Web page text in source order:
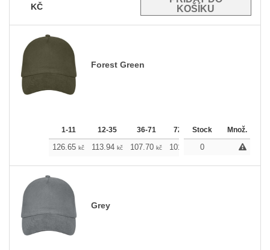
KČ
Forest Green
1-11 12-35 36-71 72-143 144-287
Stock Množ.
126.65 kč 113.94 kč 107.70 kč 101.46 kč 88.75
0
Grey